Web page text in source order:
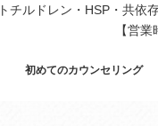
チルドレン・HSP・共依
【営
初めてのカウンセリング